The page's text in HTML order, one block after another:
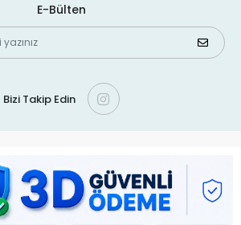
E-Bülten
Bizi Takip Edin